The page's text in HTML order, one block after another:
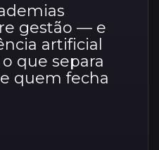
gestão — e
artificial
que separa
quem fecha